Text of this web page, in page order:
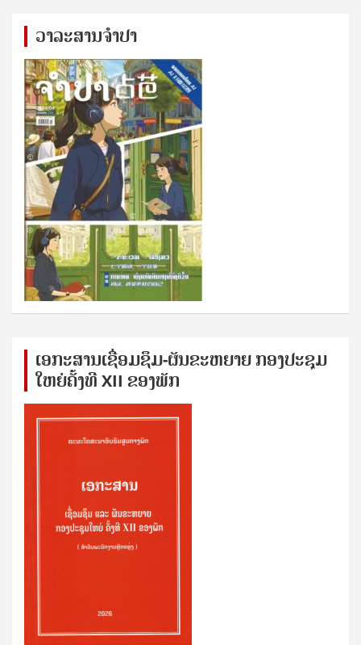
ວາລະສານຈຳປາ
ເອກ​ະ​ສານ​ເຊ​ື່ອມ​ຊ​ຶມ-ຜັນ​ຂະ​ຫ​ຍາຍ ກອງ​ປະ​ຊຸມ​
ໃຫຍ່​ຄັ້ງ​ທີ XII ຂອງ​ພັກ